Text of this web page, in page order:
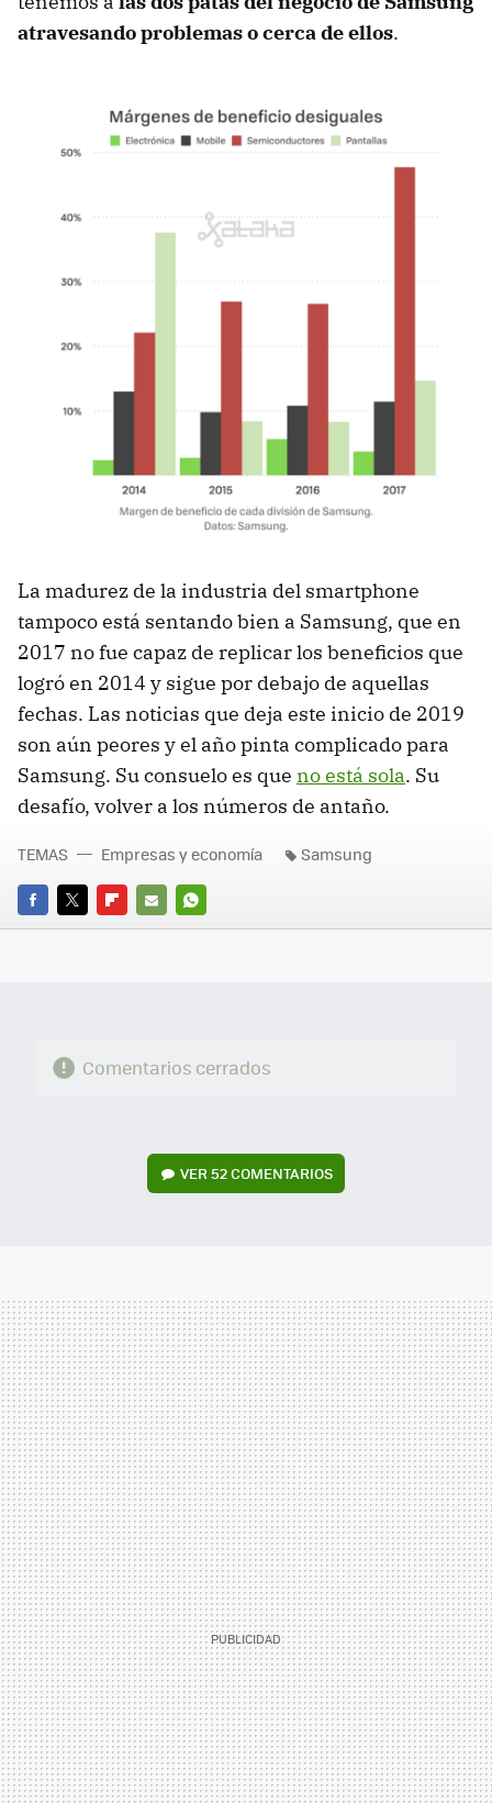
atravesando problemas o cerca de ellos.
La madurez de la industria del smartphone
tampoco está sentando bien a Samsung, que en
2017 no fue capaz de replicar los beneficios que
logró en 2014 y sigue por debajo de aquellas
fechas. Las noticias que deja este inicio de 2019
son aún peores y el año pinta complicado para
Samsung. Su consuelo es que no está sola. Su
desafío, volver a los números de antaño.
FACEBOOK
TWITTERFLIPBOARD
E-
WHATSAPP
TEMAS Empresas y economía Samsung
Comentarios cerrados
VER52 COMENTARIOS